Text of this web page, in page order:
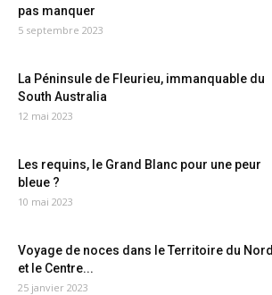
pas manquer
5 septembre 2023
La Péninsule de Fleurieu, immanquable du
South Australia
12 mai 2023
Les requins, le Grand Blanc pour une peur
bleue ?
10 mai 2023
Voyage de noces dans le Territoire du Nord
et le Centre...
25 janvier 2023